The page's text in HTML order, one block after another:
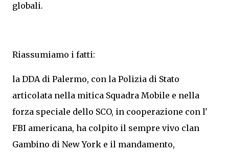
globali.
Riassumiamo i fatti:
la DDA di Palermo, con la Polizia di Stato
articolata nella mitica Squadra Mobile e nella
forza speciale dello SCO, in cooperazione con l'
FBI americana, ha colpito il sempre vivo clan
Gambino di New York e il mandamento,